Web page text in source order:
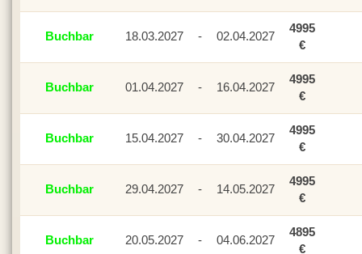
Buchbar 18.03.2027 - 02.04.2027
4995
€
Buchbar 01.04.2027 - 16.04.2027
4995
€
Buchbar 15.04.2027 - 30.04.2027
4995
€
Buchbar 29.04.2027 - 14.05.2027
4995
€
Buchbar 20.05.2027 - 04.06.2027
4895
€